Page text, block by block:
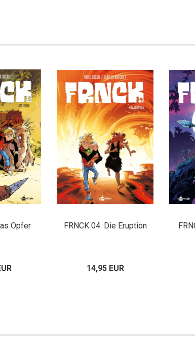
Opfer FRNCK 04: Die Eruption
14,95 EUR